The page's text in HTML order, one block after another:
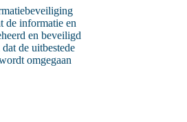
de informatie en
en beveiligd
de uitbestede
omgegaan